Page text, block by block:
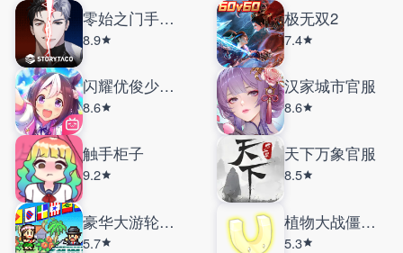
零始之门手机版
8.9
极无双2
7.4
闪耀优俊少女国服
8.6
汉家城市官服
8.6
触手柜子
9.2
天下万象官服
8.5
豪华大游轮物语
5.7
植物大战僵尸自然版
5.3